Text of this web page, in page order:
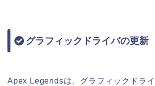
グラフィックドライバの更新
Apex Legendsは、グラフィックドラ